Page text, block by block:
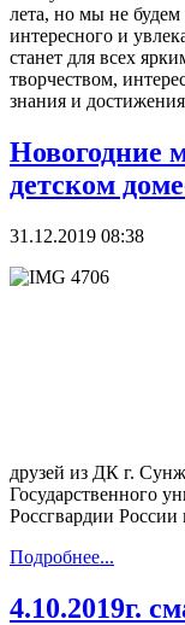
лета, но мы не будем
интересного и
станет для всех
творчеством,
знания и
Новогодние
детском
31.12.2019 08:38
друзей из ДК г.
Государственного
Россгвардии России
Подробнее...
4.10.2019г.